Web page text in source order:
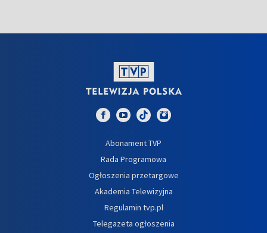
Abonament TVP
Rada Programowa
Ogłoszenia przetargowe
Akademia Telewizyjna
Regulamin tvp.pl
Telegazeta ogłoszenia